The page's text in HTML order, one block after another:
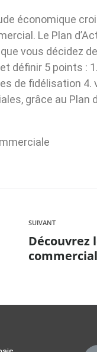
économique
Le Plan
vous décidez
définir 5 points
de fidélisation
grâce au Plan
SUIVANT
Découvrez